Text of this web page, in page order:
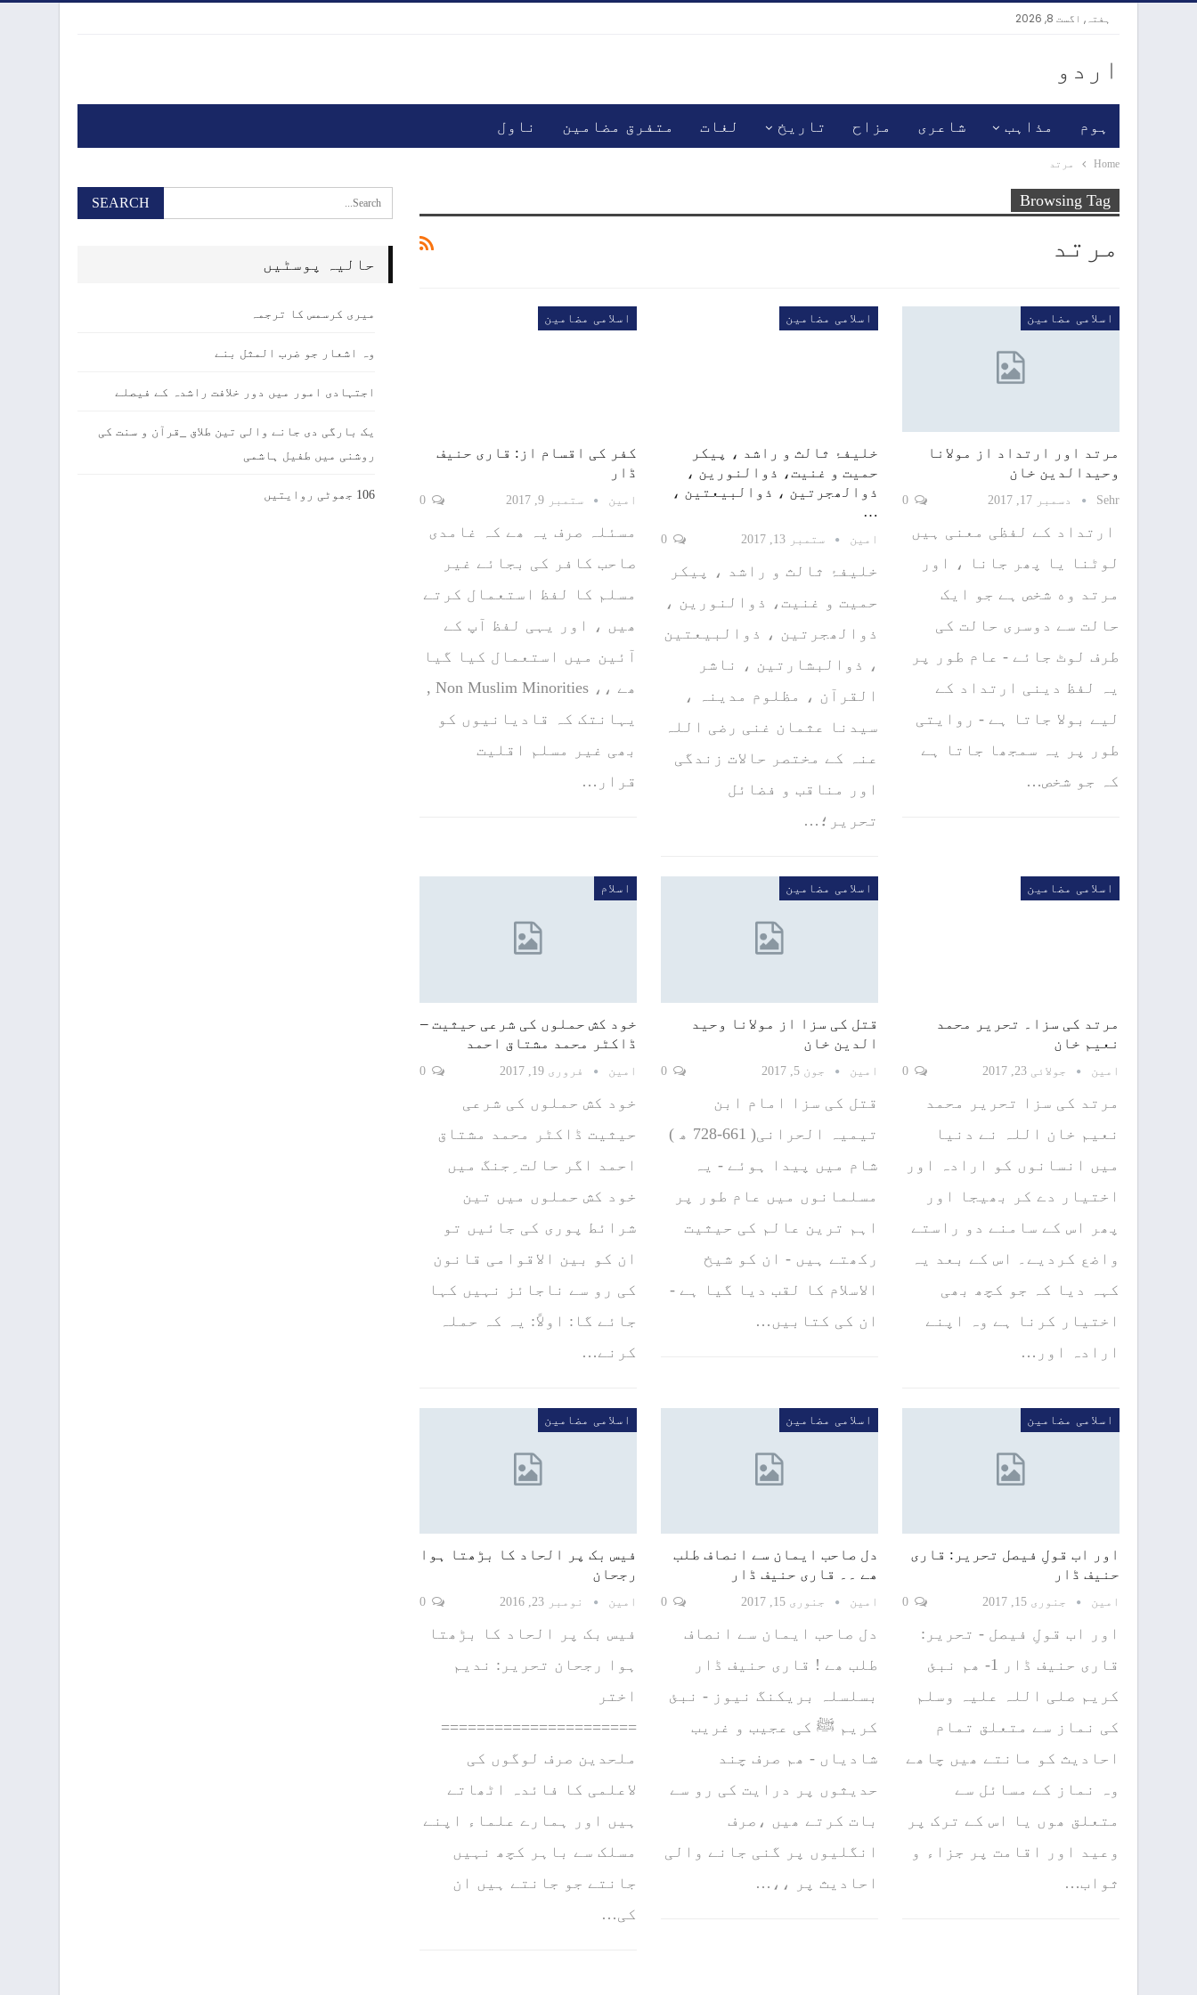
ہفتہ, اگست 8, 2026
اردو
ہوم مذاہب شاعری مزاح تاریخ لغات متفرق مضامین ناول
Home مرتد
Browsing Tag
مرتد
اسلامی مضامین
مرتد اور ارتداد از مولانا
وحیدالدین خان
Sehr دسمبر 17, 2017
ارتداد کے لفظی معنی ہیں
لوٹنا یا پھر جانا ، اور
مرتد وه شخص ہے جو ایک
حالت سے دوسری حالت کی
طرف لوٹ جائے - عام طور پر
یہ لفظ دینی ارتداد کے
لیے بولا جاتا ہے - روایتی
طور پر یہ سمجھا جاتا ہے
کہ جو شخص…
اسلامی مضامین
‎خلیفۂ ثالث و راشد ، پیکر
حمیت و غنیت، ذوالنورین ،
ذوالھجرتین ، ذوالبیعتین ،
…
امین ستمبر 13, 2017
‎خلیفۂ ثالث و راشد ، پیکر
حمیت و غنیت، ذوالنورین ،
ذوالھجرتین ، ذوالبیعتین
، ذوالبشارتین ، ناشر
القرآن ، مظلوم مدینہ ،
سیدنا عثمان غنی رضی اللہ
عنہ کے مختصر حالات زندگی
اور مناقب و فضائل
تحریر؛…
اسلامی مضامین
کفر کی اقسام از: قاری حنیف
ڈار
امین ستمبر 9, 2017
مسئلہ صرف یہ ھے کہ غامدی
صاحب کافر کی بجائے غیر
مسلم کا لفظ استعمال کرتے
ھیں ، اور یہی لفظ آپ کے
آئین میں استعمال کیا گیا
ھے ،، Non Muslim Minorities ,
یہانتک کہ قادیانیوں کو
بھی غیر مسلم اقلیت
قرار…
اسلامی مضامین
مرتد کی سزا۔ تحریر محمد
نعیم خان
امین جولائی 23, 2017
مرتد کی سزا تحریر محمد
نعیم خان اللہ نے دنیا
میں انسانوں کو ارادہ اور
اختیار دے کر بھیجا اور
پھر اس کے سامنے دو راستے
واضع کردیے۔ اس کے بعد یہ
کہہ دیا کہ جو کچھ بھی
اختیار کرنا ہے وہ اپنے
ارادہ اور…
اسلامی مضامین
قتل کی سزا از مولانا وحید
الدین خان
امین جون 5, 2017
قتل کی سزا امام ابن
تیمیہ الحرانی( 661-728 ھ )
شام میں پیدا ہوئے - یہ
مسلمانوں میں عام طور پر
اہم ترین عالم کی حیثیت
رکھتے ہیں - ان کو شیخ
الاسلام کا لقب دیا گیا ہے -
ان کی کتابیں…
اسلام
خود کش حملوں کی شرعی حیثیت –
ڈاکٹر محمد مشتاق احمد
امین فروری 19, 2017
خود کش حملوں کی شرعی
حیثیت ڈاکٹر محمد مشتاق
احمد اگر حالت ِجنگ میں
خود کش حملوں میں تین
شرائط پوری کی جائیں تو
ان کو بین الاقوامی قانون
کی رو سے ناجائز نہیں کہا
جائے گا: اولاً: یہ کہ حملہ
کرنے…
اسلامی مضامین
اور اب قولِ فیصل تحریر: قاری
حنیف ڈار
امین جنوری 15, 2017
اور اب قولِ فیصل - تحریر:
قاری حنیف ڈار 1- ھم نبئ
کریم صلی اللہ علیہ وسلم
کی نماز سے متعلق تمام
احادیث کو مانتے ھیں چاھے
وہ نماز کے مسائل سے
متعلق ھوں یا اس کے ترک پر
وعید اور اقامت پر جزاء و
ثواب…
اسلامی مضامین
دل صاحب ایمان سے انصاف طلب
ھے ۔۔ قاری حنیف ڈار
امین جنوری 15, 2017
دل صاحب ایمان سے انصاف
طلب ھے ! قاری حنیف ڈار
بسلسلہ بریکنگ نیوز - نبئ
کریم ﷺ کی عجیب و غریب
شادیاں - ھم صرف چند
حدیثوں پر درایت کی رو سے
بات کرتے ھیں ،صرف
انگلیوں پر گنی جانے والی
احادیث پر ،،…
اسلامی مضامین
فیس بک پر الحاد کا بڑھتا ہوا
رجحان
امین نومبر 23, 2016
فیس بک پر الحاد کا بڑھتا
ہوا رجحان تحریر: ندیم
اختر
======================
ملحدین صرف لوگوں کی
لاعلمی کا فائدہ اٹھاتے
ہیں اور ہمارے علماء اپنے
مسلک سے باہر کچھ نہیں
جانتے جو جانتے ہیں ان
کی…
حالیہ پوسٹیں
میری کرسمس کا ترجمہ
وہ اشعار جو ضرب المثل بنے
اجتہادی امور میں دور خلافت راشدہ کے فیصلے
یک بارگی دی جانے والی تین طلاق _قرآن و سنت کی
روشنی میں طفیل ہاشمی
106 جھوٹی روایتیں